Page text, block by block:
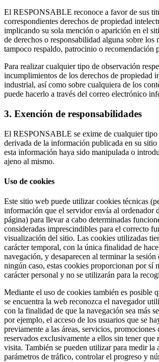
El RESPONSABLE reconoce a favor de sus
correspondientes derechos de propiedad
implicando su sola mención o aparición en el
de derechos o responsabilidad alguna sobre los
tampoco respaldo, patrocinio o recomendación
Para realizar cualquier tipo de observación
incumplimientos de los derechos de propiedad
industrial, así como sobre cualquiera de los
puede hacerlo a través del correo electrónico
3. Exención de responsabilidades
El RESPONSABLE se exime de cualquier tipo
derivada de la información publicada en su
esta información haya sido manipulada o
ajeno al mismo.
Uso de cookies
Este sitio web puede utilizar cookies técnicas
información que el servidor envía al ordenador
página) para llevar a cabo determinadas
consideradas imprescindibles para el correcto
visualización del sitio. Las cookies utilizadas
carácter temporal, con la única finalidad de
navegación, y desaparecen al terminar la sesión
ningún caso, estas cookies proporcionan por sí
carácter personal y no se utilizarán para la
Mediante el uso de cookies también es posible
se encuentra la web reconozca el navegador
con la finalidad de que la navegación sea más
por ejemplo, el acceso de los usuarios que se
previamente a las áreas, servicios, promociones
reservados exclusivamente a ellos sin tener que
visita. También se pueden utilizar para medir la
parámetros de tráfico, controlar el progreso y